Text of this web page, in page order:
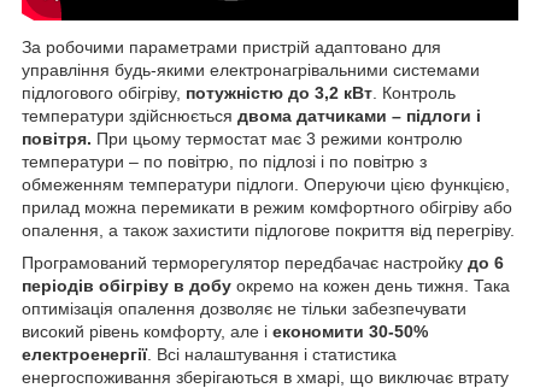
За робочими параметрами пристрій адаптовано для
управління будь-якими електронагрівальними системами
підлогового обігріву, потужністю до 3,2 кВт . Контроль
температури здійснюється двома датчиками – підлоги і
повітря. При цьому термостат має 3 режими контролю
температури – по повітрю, по підлозі і по повітрю з
обмеженням температури підлоги. Оперуючи цією функцією,
прилад можна перемикати в режим комфортного обігріву або
опалення, а також захистити підлогове покриття від перегріву.
Програмований терморегулятор передбачає настройку до 6
періодів обігріву в добу окремо на кожен день тижня. Така
оптимізація опалення дозволяє не тільки забезпечувати
високий рівень комфорту, але і економити 30-50%
електроенергії. Всі налаштування і статистика
енергоспоживання зберігаються в хмарі, що виключає втрату